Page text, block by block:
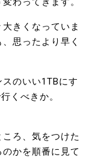
きくなっていま
思ったより早く
のいい1TBにす
くべきか。
ろ、気をつけた
かを順番に見て